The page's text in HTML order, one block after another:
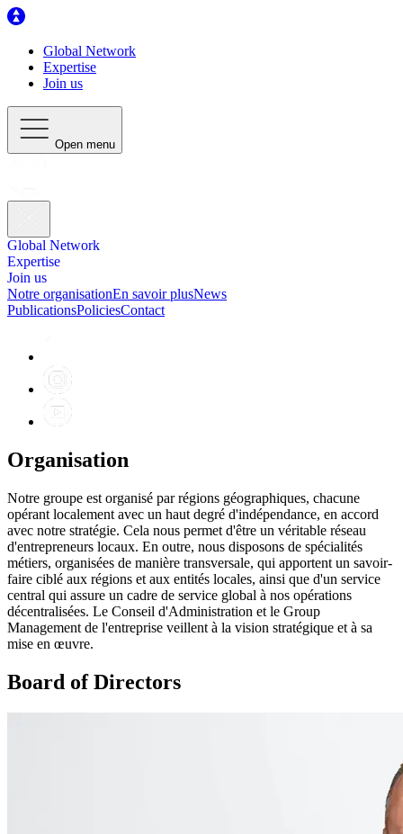
Global Network
Expertise
Join us
Open menu
Global Network
Expertise
Join us
Notre organisationEn savoir plusNews
PublicationsPoliciesContact
Organisation
Notre groupe est organisé par régions géographiques, chacune
opérant localement avec un haut degré d'indépendance, en accord
avec notre stratégie. Cela nous permet d'être un véritable réseau
d'entrepreneurs locaux. En outre, nous disposons de spécialités
métiers, organisées de manière transversale, qui apportent un savoir-
faire ciblé aux régions et aux entités locales, ainsi que d'un service
central qui assure un cadre de service global à nos opérations
décentralisées. Le Conseil d'Administration et le Group
Management de l'entreprise veillent à la vision stratégique et à sa
mise en œuvre.
Board of Directors